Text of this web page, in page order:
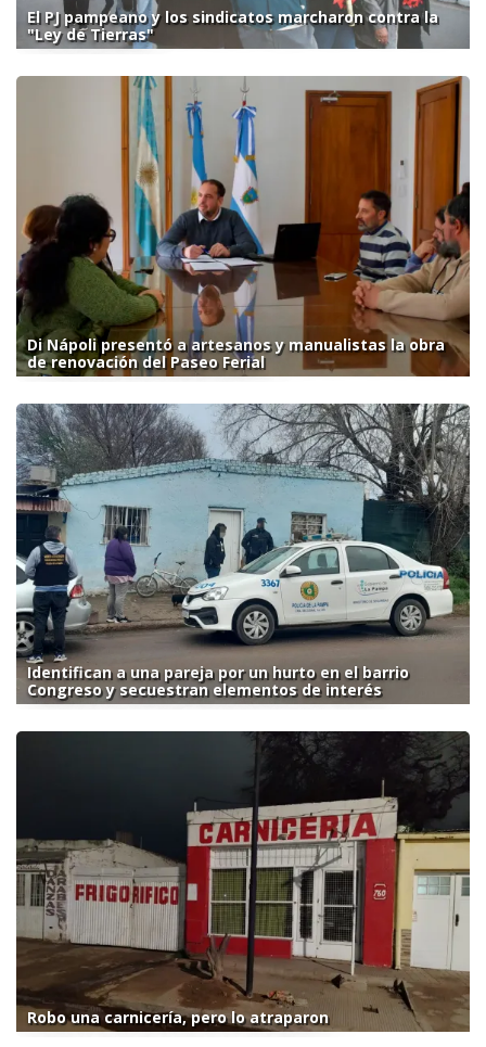
El PJ pampeano y los sindicatos marcharon contra la
"Ley de Tierras"
Di Nápoli presentó a artesanos y manualistas la obra
de renovación del Paseo Ferial
Identifican a una pareja por un hurto en el barrio
Congreso y secuestran elementos de interés
Robo una carnicería, pero lo atraparon